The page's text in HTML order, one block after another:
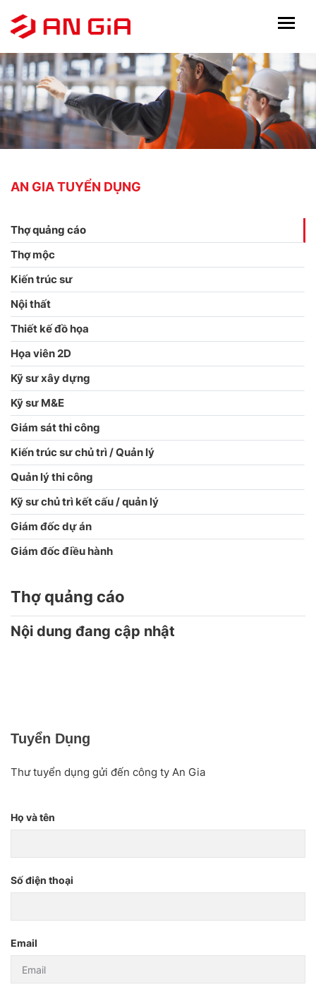
AN GIA TUYỂN DỤNG
Thợ quảng cáo
Thợ mộc
Kiến trúc sư
Nội thất
Thiết kế đồ họa
Họa viên 2D
Kỹ sư xây dựng
Kỹ sư M&E
Giám sát thi công
Kiến trúc sư chủ trì / Quản lý
Quản lý thi công
Kỹ sư chủ trì kết cấu / quản lý
Giám đốc dự án
Giám đốc điều hành
Thợ quảng cáo
Nội dung đang cập nhật
Tuyển Dụng
Thư tuyển dụng gửi đến công ty An Gia
Họ và tên
Số điện thoại
Email